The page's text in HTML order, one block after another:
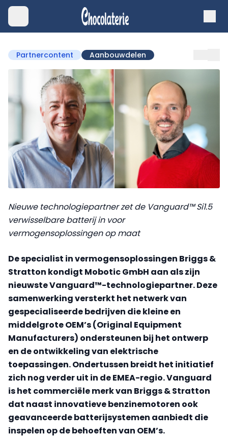
Partnercontent Aanbouwdelen
Nieuwe technologiepartner zet de Vanguard™ Si1.5
verwisselbare batterij in voor
vermogensoplossingen op maat
De specialist in vermogensoplossingen Briggs &
Stratton kondigt Mobotic GmbH aan als zijn
nieuwste Vanguard™-technologiepartner. Deze
samenwerking versterkt het netwerk van
gespecialiseerde bedrijven die kleine en
middelgrote OEM’s (Original Equipment
Manufacturers) ondersteunen bij het ontwerp
en de ontwikkeling van elektrische
toepassingen. Ondertussen breidt het initiatief
zich nog verder uit in de EMEA-regio. Vanguard
is het commerciële merk van Briggs & Stratton
dat naast innovatieve benzinemotoren ook
geavanceerde batterijsystemen aanbiedt die
inspelen op de behoeften van OEM’s.